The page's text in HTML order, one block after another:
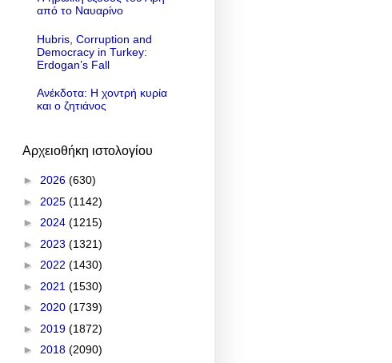
από το Ναυαρίνο
Hubris, Corruption and
Democracy in Turkey:
Erdogan’s Fall
Ανέκδοτα: Η χοντρή κυρία
και ο ζητιάνος
Αρχειοθήκη ιστολογίου
► 2026 (630)
► 2025 (1142)
► 2024 (1215)
► 2023 (1321)
► 2022 (1430)
► 2021 (1530)
► 2020 (1739)
► 2019 (1872)
► 2018 (2090)